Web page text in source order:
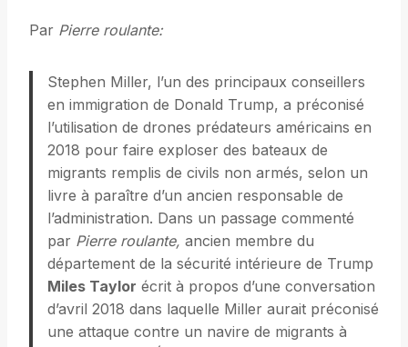
Par Pierre roulante:
Stephen Miller, l’un des principaux conseillers
en immigration de Donald Trump, a préconisé
l’utilisation de drones prédateurs américains en
2018 pour faire exploser des bateaux de
migrants remplis de civils non armés, selon un
livre à paraître d’un ancien responsable de
l’administration. Dans un passage commenté
par Pierre roulante, ancien membre du
département de la sécurité intérieure de Trump
Miles Taylor écrit à propos d’une conversation
d’avril 2018 dans laquelle Miller aurait préconisé
une attaque contre un navire de migrants à